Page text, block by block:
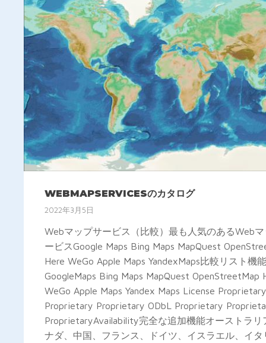
WEBMAPSERVICESのカタログ
2022年3月5日
Webマップサービス（比較）最も人気のあるWeb
ービスGoogle Maps Bing Maps MapQuest
Here WeGo Apple Maps YandexMaps比較リスト機能
GoogleMaps Bing Maps MapQuest OpenStreetMap
WeGo Apple Maps Yandex Maps License Proprietary
Proprietary Proprietary ODbL Proprietary
ProprietaryAvailability完全な追加機能オーストラリ
ナダ、中国、フランス、ドイツ、イスラエル、イタ